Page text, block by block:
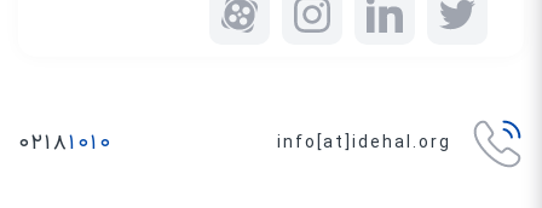
info[at]idehal.org ۰۲۱۸۱۰۱۰